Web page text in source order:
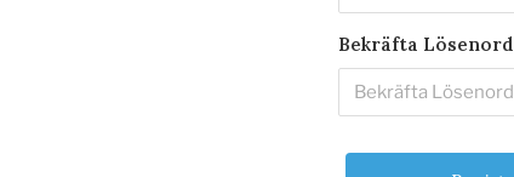
Bekräfta Lösenord